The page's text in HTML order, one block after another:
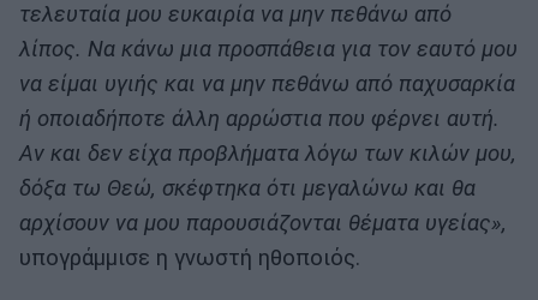
τελευταία μου ευκαιρία να μην πεθάνω από
λίπος. Να κάνω μια προσπάθεια για τον εαυτό μου
να είμαι υγιής και να μην πεθάνω από παχυσαρκία
ή οποιαδήποτε άλλη αρρώστια που φέρνει αυτή.
Αν και δεν είχα προβλήματα λόγω των κιλών μου,
δόξα τω Θεώ, σκέφτηκα ότι μεγαλώνω και θα
αρχίσουν να μου παρουσιάζονται θέματα υγείας»,
υπογράμμισε η γνωστή ηθοποιός.